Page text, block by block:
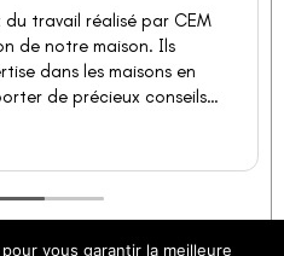
du travail réalisé par CEM
de notre maison. Ils
dans les maisons en
de précieux conseils
de toutes nos
l'isolation à la chaux-
creusée. À chaque fois le
vous garantir la meilleure